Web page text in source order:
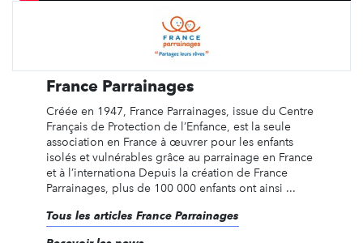
France Parrainages
Créée en 1947, France Parrainages, issue du Centre
Français de Protection de l’Enfance, est la seule
association en France à œuvrer pour les enfants
isolés et vulnérables grâce au parrainage en France
et à l’internationa Depuis la création de France
Parrainages, plus de 100 000 enfants ont ainsi ...
Tous les articles France Parrainages